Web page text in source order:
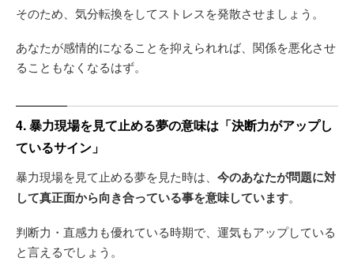
そのため、気分転換をしてストレスを発散させましょう。
あなたが感情的になることを抑えられれば、関係を悪化させ
ることもなくなるはず。
4. 暴力現場を見て止める夢の意味は「決断力がアップし
ているサイン」
暴力現場を見て止める夢を見た時は、 今のあなたが問題に対
して真正面から向き合っている事を意味しています。
判断力・直感力も優れている時期で、運気もアップしている
と言えるでしょう。